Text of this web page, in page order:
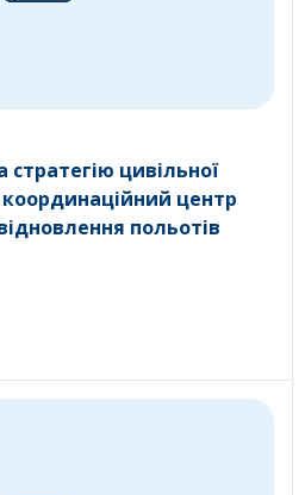
цивільної
координаційний центр
польотів